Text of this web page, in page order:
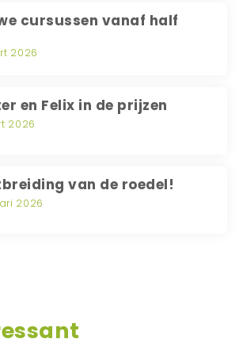
cursussen vanaf half
2026
en Felix in de prijzen
2026
van de roedel!
2026